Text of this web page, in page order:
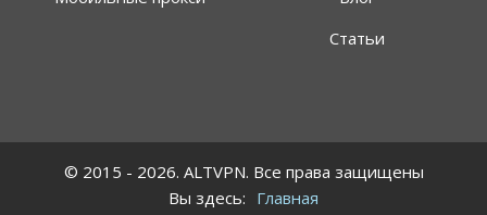
Статьи
© 2015 - 2026. ALTVPN. Все права защищены
Вы здесь: Главная